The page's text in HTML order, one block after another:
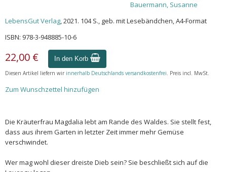
Bauermann, Susanne
LebensGut Verlag, 2021. 104 S., geb. mit Lesebändchen, A4-Format
ISBN: 978-3-948885-10-6
22,00 € In den Korb
Diesen Artikel liefern wir innerhalb Deutschlands versandkostenfrei. Preis incl. MwSt.
Zum Wunschzettel hinzufügen
Die Kräuterfrau Magdalia lebt am Rande des Waldes. Sie stellt fest,
dass aus ihrem Garten in letzter Zeit immer mehr Gemüse
verschwindet.
Wer mag wohl dieser dreiste Dieb sein? Sie beschließt sich auf die